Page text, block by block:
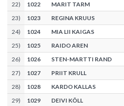
22) 1022
MARIT TARM
23) 1023
REGINA KRUUS
24) 1024
MIA LII KAIGAS
25) 1025
RAIDO AREN
26) 1026
STEN-MARTTI RAND
27) 1027
PRIIT KRULL
28) 1028
KARDO KALLAS
29) 1029
DEIVI KÕLL